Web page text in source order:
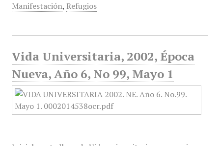
Manifestación, Refugios
Vida Universitaria, 2002, Época
Nueva, Año 6, No 99, Mayo 1